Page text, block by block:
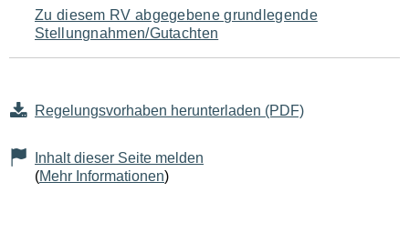
Zu diesem RV abgegebene grundlegende
Stellungnahmen/Gutachten
Regelungsvorhaben herunterladen (PDF)
Inhalt dieser Seite melden
(Mehr Informationen)